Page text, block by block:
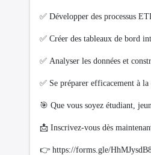
✅ Développer des processus
✅ Créer des tableaux de bord
✅ Analyser les données et
✅ Se préparer efficacement à
🎯 Que vous soyez étudiant,
📩 Inscrivez-vous dès
👉 https://forms.gle/